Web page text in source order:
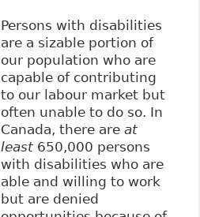
Persons with disabilities
are a sizable portion of
our population who are
capable of contributing
to our labour market but
often unable to do so. In
Canada, there are at
least650,000 persons
with disabilities who are
able and willing to work
but are denied